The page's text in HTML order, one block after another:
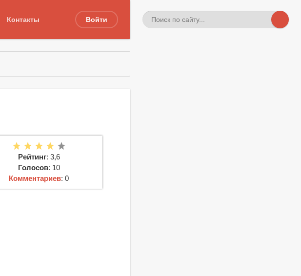
Контакты Войти
Рейтинг: 3,6
Голосов: 10
Комментариев: 0